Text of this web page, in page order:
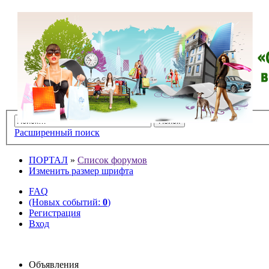
Расширенный поиск
ПОРТАЛ » Список форумов
Изменить размер шрифта
FAQ
(Новых событий: 0)
Регистрация
Вход
Объявления